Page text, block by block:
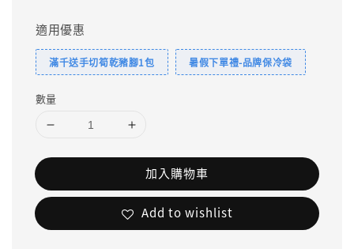
適用優惠
滿千送手切筍乾豬腳1包 暑假下單禮-品牌保冷袋
數量
加入購物車
Add to wishlist